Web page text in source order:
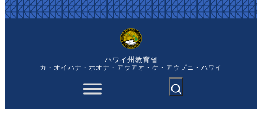
内
容
ハワイ州教育省
カ・オイハナ・ホオナ・アウアオ・ケ・アウプニ・ハワイ